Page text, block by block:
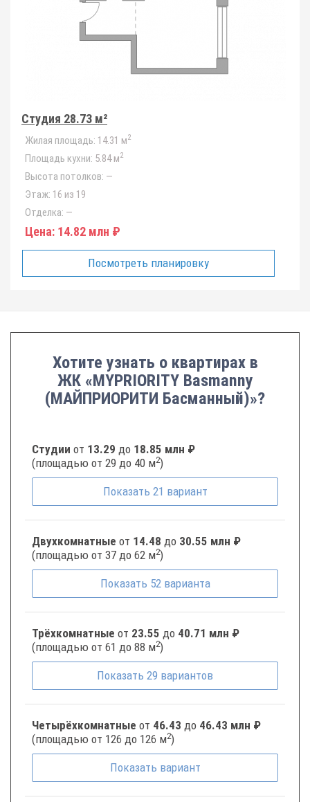
Студия 28.73 м²
Жилая площадь: 14.31 м2
Площадь кухни: 5.84 м2
Высота потолков: —
Этаж: 16 из 19
Отделка: —
Цена: 14.82 млн ₽
Посмотреть планировку
Хотите узнать о квартирах в
ЖК «MYPRIORITY Basmanny
(МАЙПРИОРИТИ Басманный)»?
Студии от 13.29 до 18.85 млн ₽
(площадью от 29 до 40 м2)
Показать 21 вариант
Двухкомнатные от 14.48 до 30.55 млн ₽
(площадью от 37 до 62 м2)
Показать 52 варианта
Трёхкомнатные от 23.55 до 40.71 млн ₽
(площадью от 61 до 88 м2)
Показать 29 вариантов
Четырёхкомнатные от 46.43 до 46.43 млн ₽
(площадью от 126 до 126 м2)
Показать вариант